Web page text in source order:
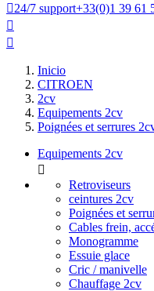
24/7 support+33(0)1 39 61


Inicio
CITROEN
2cv
Equipements 2cv
Poignées et serrures
Equipements 2cv

Retroviseurs
ceintures 2cv
Poignées et
Cables frein,
Monogramme
Essuie glace
Cric / manivelle
Chauffage 2cv